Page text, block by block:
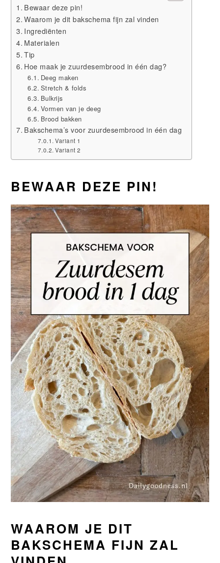
Bewaar deze pin!
Waarom je dit bakschema fijn zal vinden
Ingrediënten
Materialen
Tip
Hoe maak je zuurdesembrood in één dag?
Deeg maken
Stretch & folds
Bulkrijs
Vormen van je deeg
Brood bakken
Bakschema’s voor zuurdesembrood in één dag
Variant 1
Variant 2
BEWAAR DEZE PIN!
WAAROM JE DIT
BAKSCHEMA FIJN ZAL